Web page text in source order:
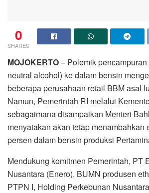
0
SHARES
MOJOKERTO– Polemik
neutral alcohol) ke dalam bensin
beberapa perusahaan retail BBM asal
Namun, Pemerintah RI melalui
sebagaimana disampaikan Menteri
menyatakan akan tetap menambahkan
persen dalam bensin produksi
Mendukung komitmen Pemerintah, PT
Nusantara (Enero), BUMN produsen
PTPN I, Holding Perkebunan